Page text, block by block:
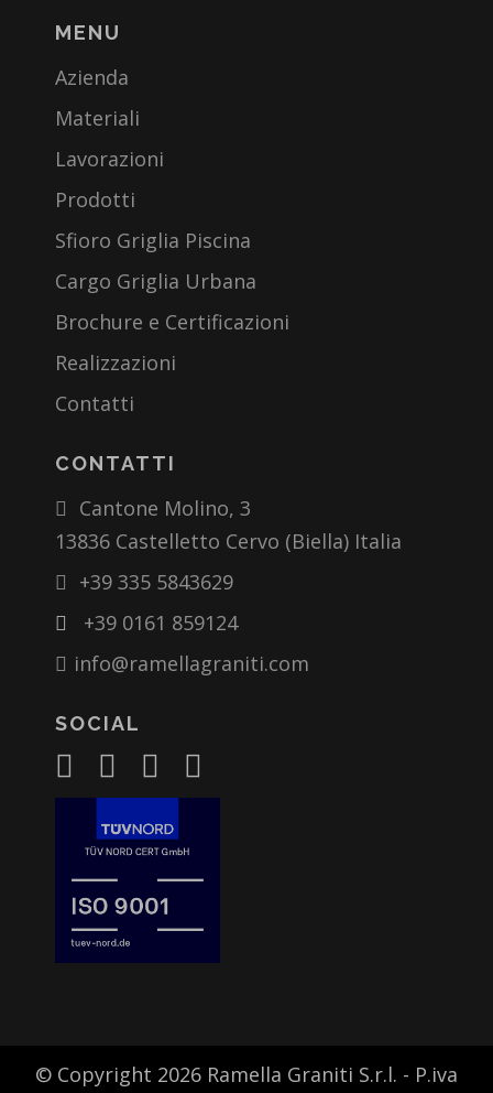
MENU
Azienda
Materiali
Lavorazioni
Prodotti
Sfioro Griglia Piscina
Cargo Griglia Urbana
Brochure e Certificazioni
Realizzazioni
Contatti
CONTATTI
Cantone Molino, 3
13836 Castelletto Cervo (Biella) Italia
+39 335 5843629
+39 0161 859124
info@ramellagraniti.com
SOCIAL
© Copyright 2026 Ramella Graniti S.r.l. - P.iva